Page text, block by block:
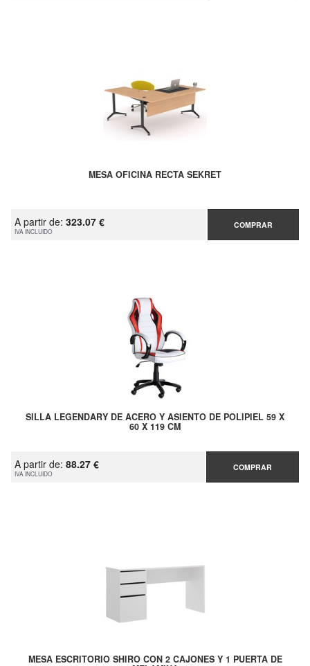
MESA OFICINA RECTA SEKRET
A partir de: 323.07 €
IVA INCLUIDO
COMPRAR
SILLA LEGENDARY DE ACERO Y ASIENTO DE POLIPIEL 59 X
60 X 119 CM
A partir de: 88.27 €
IVA INCLUIDO
COMPRAR
MESA ESCRITORIO SHIRO CON 2 CAJONES Y 1 PUERTA DE